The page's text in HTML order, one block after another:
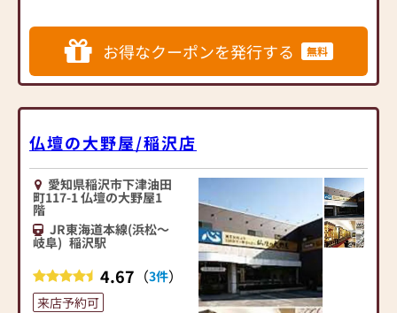
トにも心を込めた祈りを ◆
仙台屋仏壇堂では、ペット
仏壇・ペット供養品もご用
意しており、長年寄り添っ
さしい祈りのかたち”をご提
案しています。
リビングや寝室にも自然に
馴染む家具調ペット仏壇を
はじめ、ペットのお写真を
飾れるフォトフレーム付き
タイプ、コンパクトな骨壺
ケース、そして可愛らしい
おりん・お線香・お花立な
ど、インテリアとしても心
お仏壇のお洗濯、移動、お
預り、処分も承っておりま
えております。
仏間に入れる唐木仏壇、金
仏壇から、洋間に合う家具
調仏壇まで幅広く取り扱っ
ております。
わからないことがございま
したら、どんな事でもお気
軽にご相談ください。
店舗駐車場完備、クレジッ
トカード、ID、交通系ICカ
【五大のまごころサービ
１．お家の新築、転勤の時
３．お仏壇・仏具の修理
【駐車場】20台
お得なクーポンを発行する 無料
仏壇の大野屋/稲沢店
愛知県稲沢市下津油田
町117-1 仏壇の大野屋1
階
JR東海道本線(浜松～
岐阜) 稲沢駅
4.67 （3件）
来店予約可